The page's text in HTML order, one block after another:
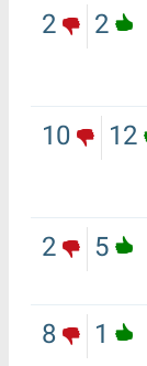
2
2
12
10
5
2
1
8